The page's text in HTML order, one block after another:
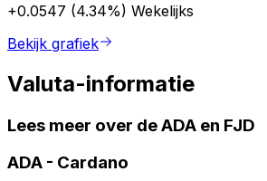
+0.0547 (4.34%) Wekelijks
Bekijk grafiek
Valuta-informatie
Lees meer over de ADA en FJD
ADA - Cardano